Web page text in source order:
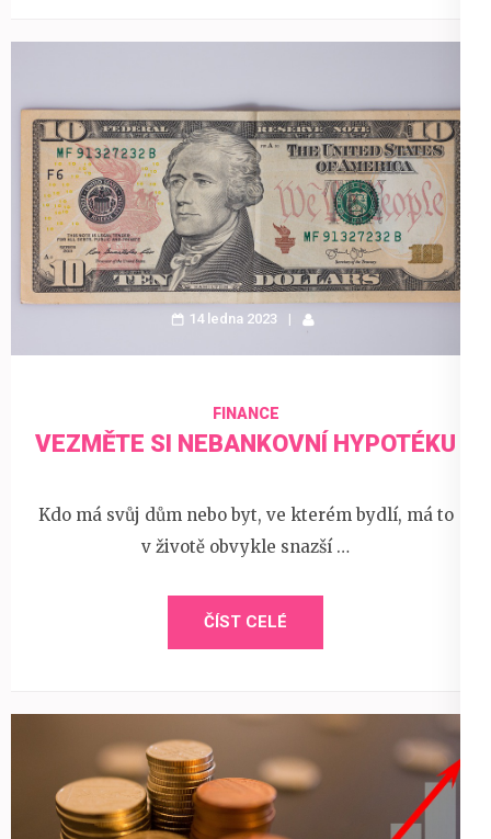
14 ledna 2023
FINANCE
VEZMĚTE SI NEBANKOVNÍ HYPOTÉKU
Kdo má svůj dům nebo byt, ve kterém bydlí, má to
v životě obvykle snazší …
ČÍST CELÉ